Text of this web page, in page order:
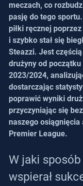
meczach, co
pasję do tego
piłki ręcznej
i szybko stał się
Steazzi. Jest
drużyny od początku
2023/2024,
dostarczając
poprawić wyniki
przyczyniając się
naszego osiągnięcia
Premier League.
W jaki
wspierał